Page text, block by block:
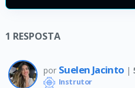
1 RESPOSTA
por Suelen Jacinto |
Instrutor